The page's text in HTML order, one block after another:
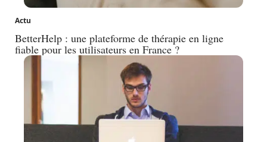
Actu
BetterHelp : une plateforme de thérapie en ligne
fiable pour les utilisateurs en France ?